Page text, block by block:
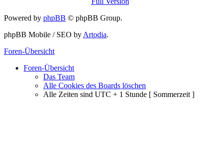
Powered by phpBB © phpBB Group.
phpBB Mobile / SEO by Artodia.
Foren-Übersicht
Foren-Übersicht
Das Team
Alle Cookies des Boards löschen
Alle Zeiten sind UTC + 1 Stunde [ Sommerzeit ]